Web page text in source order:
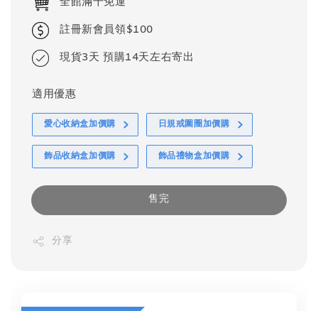
註冊新會員領$100
現貨3天 預購14天左右寄出
適用優惠
愛心收納盒加價購 日規戒圍圈加價購
飾品收納盒加價購 飾品禮物盒加價購
售完
分享